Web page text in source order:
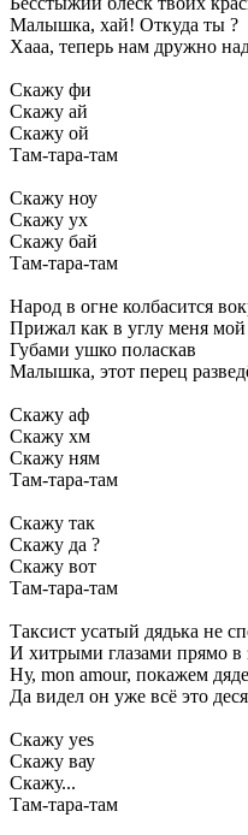
Малышка, хай! Откуда ты ?
Хааа, теперь нам дружно
Скажу фи
Скажу ай
Скажу ой
Там-тара-там
Скажу ноу
Скажу ух
Скажу бай
Там-тара-там
Народ в огне колбасится
Прижал как в углу меня
Губами ушко поласкав
Малышка, этот перец
Скажу аф
Скажу хм
Скажу ням
Там-тара-там
Скажу так
Скажу да ?
Скажу вот
Там-тара-там
Таксист усатый дядька не
И хитрыми глазами прямо в
Ну, mon amour, покажем
Да видел он уже всё это
Скажу yes
Скажу вау
Скажу...
Там-тара-там